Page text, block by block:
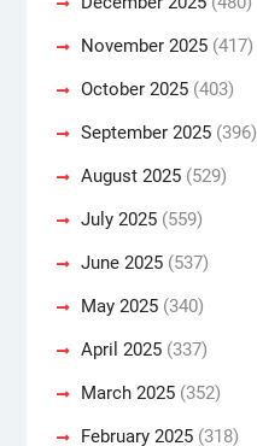
November 2025(417)
October 2025(403)
September 2025(396)
August 2025(529)
July 2025(559)
June 2025(537)
May 2025(340)
April 2025(337)
March 2025(352)
February 2025(318)